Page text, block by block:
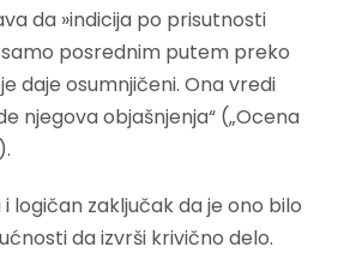
da »indicija po prisutnosti
posrednim putem preko
daje osumnjičeni. Ona vredi
njegova objašnjenja“ („Ocena
logičan zaključak da je ono bilo
da izvrši krivično delo.